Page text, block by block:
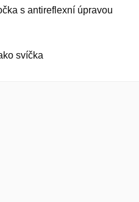
s antireflexní úpravou
svíčka